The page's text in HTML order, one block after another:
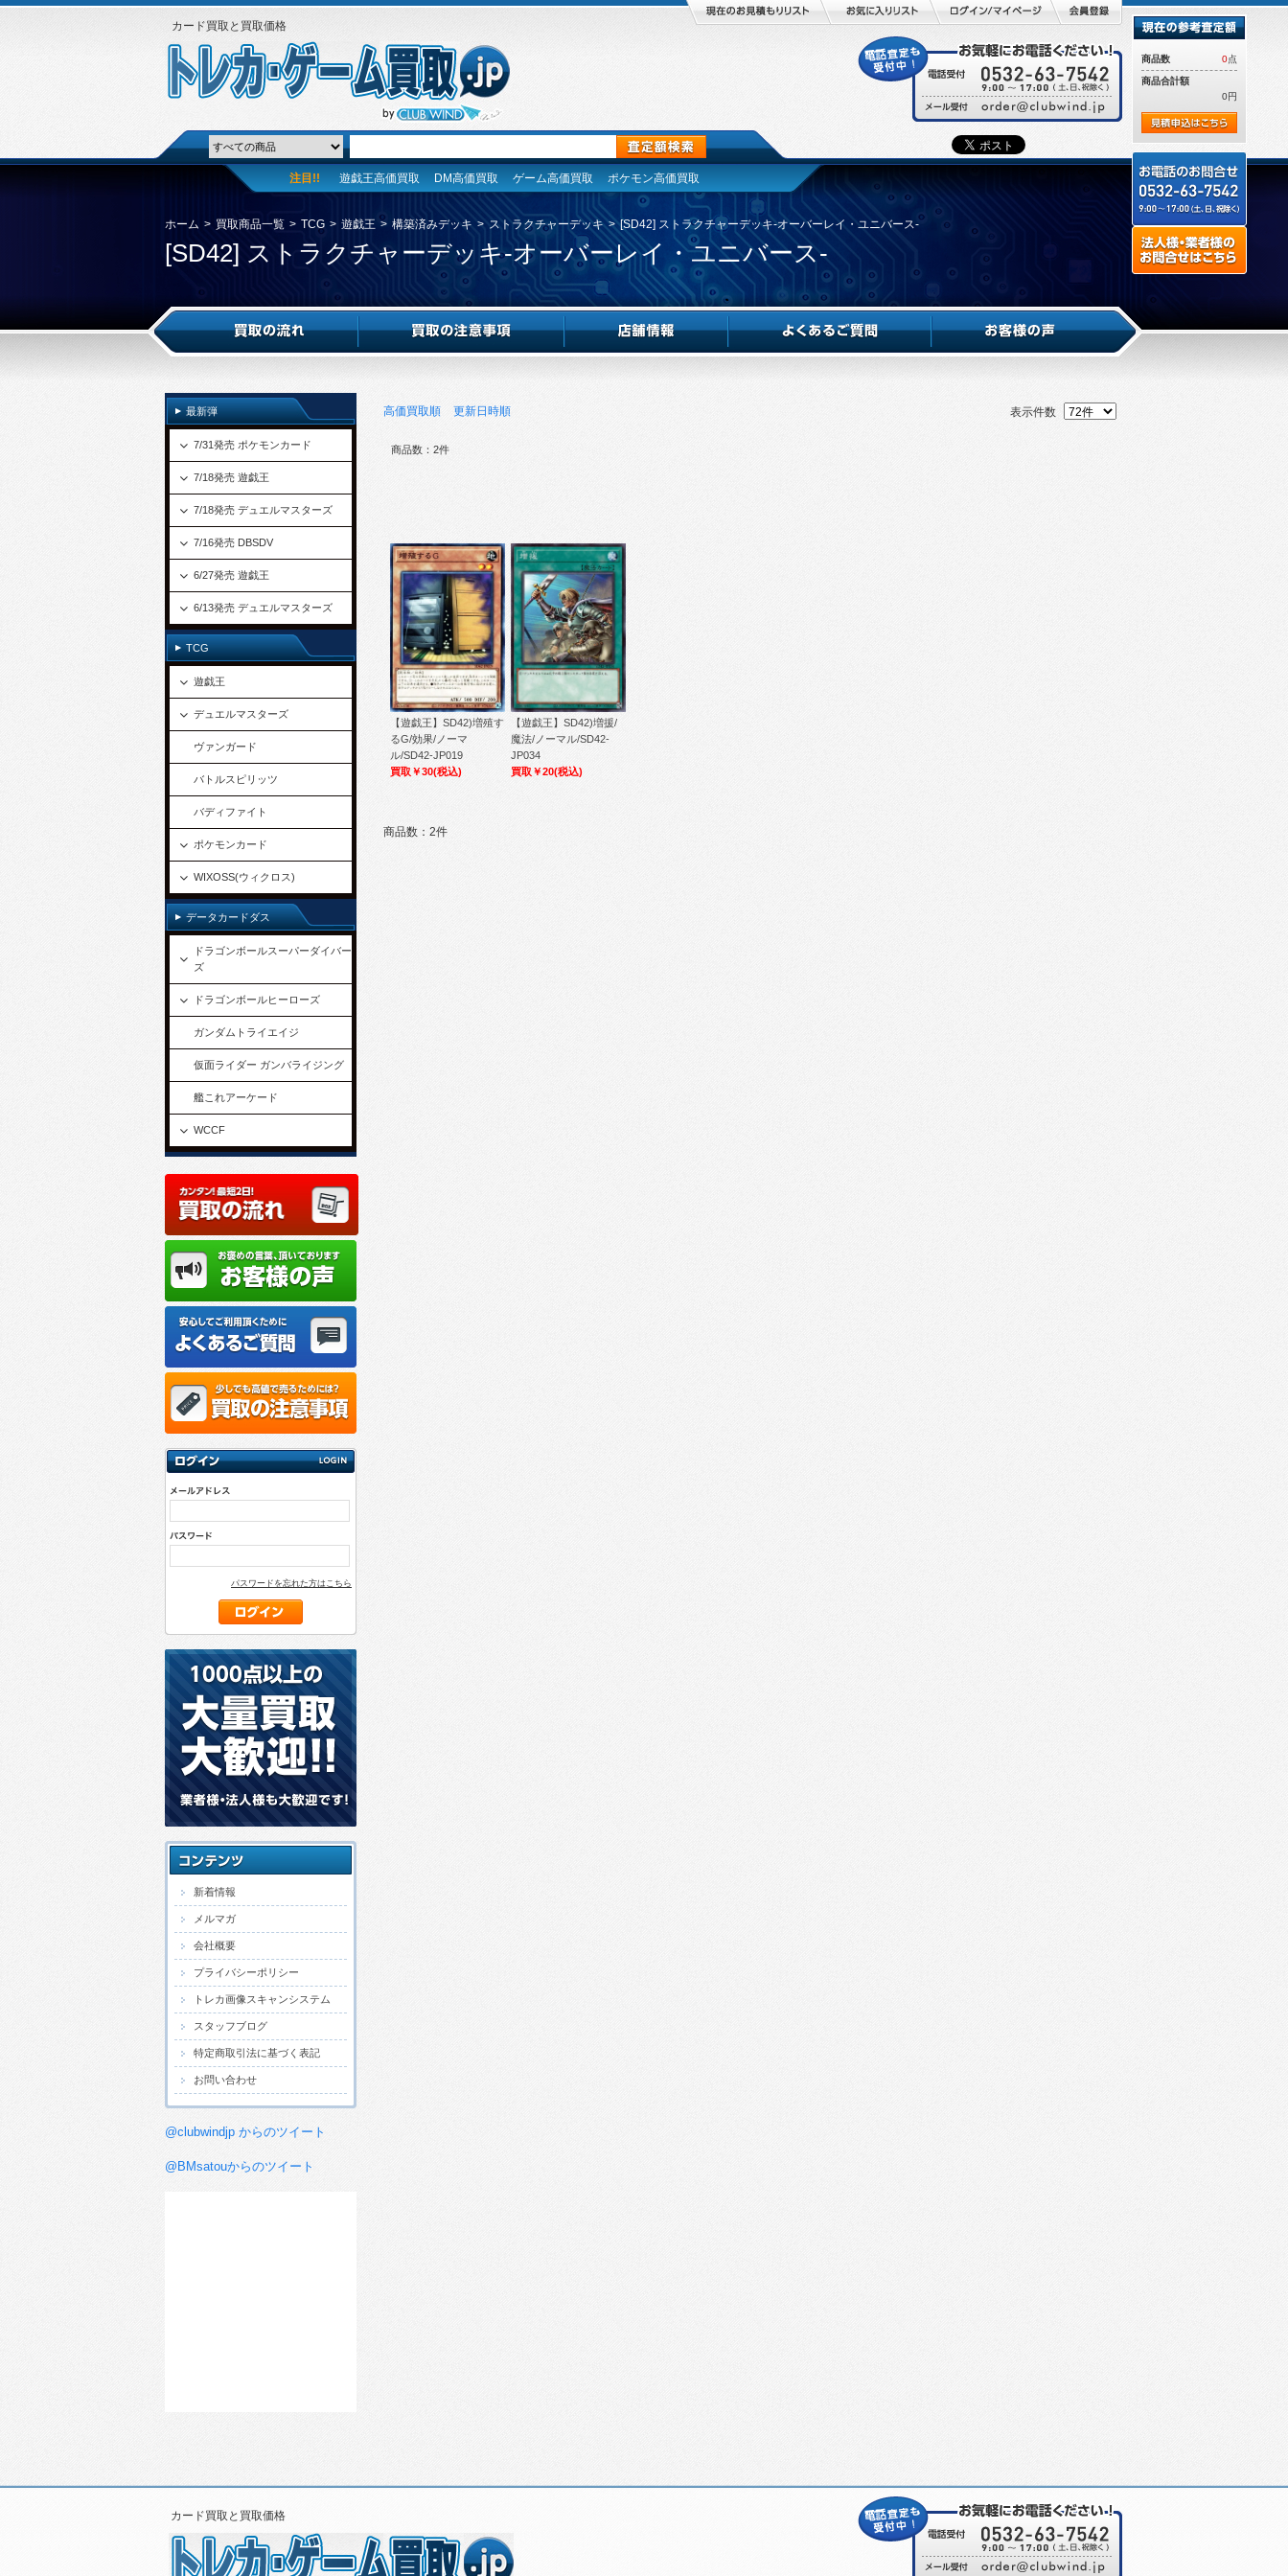
カード買取と買取価格
注目!! 遊戯王高価買取 DM高価買取 ゲーム高価買取 ポケモン高価買取
ホーム > 買取商品一覧 > TCG > 遊戯王 > 構築済みデッキ > ストラクチャーデッキ > [SD42] ストラクチャーデッキ-オーバーレイ・ユニバース-
[SD42] ストラクチャーデッキ-オーバーレイ・ユニバース-
高価買取順 更新日時順 表示件数
商品数：2件
【遊戯王】SD42)増殖す
るG/効果/ノーマ
ル/SD42-JP019
買取￥30(税込)
【遊戯王】SD42)増援/
魔法/ノーマル/SD42-
JP034
買取￥20(税込)
商品数：2件
商品数 0点
商品合計額
0円
最新弾
7/31発売 ポケモンカード
7/18発売 遊戯王
7/18発売 デュエルマスターズ
7/16発売 DBSDV
6/27発売 遊戯王
6/13発売 デュエルマスターズ
TCG
遊戯王
デュエルマスターズ
ヴァンガード
バトルスピリッツ
バディファイト
ポケモンカード
WIXOSS(ウィクロス)
データカードダス
ドラゴンボールスーパーダイバー
ズ
ドラゴンボールヒーローズ
ガンダムトライエイジ
仮面ライダー ガンバライジング
艦これアーケード
WCCF
パスワードを忘れた方はこちら
新着情報
メルマガ
会社概要
プライバシーポリシー
トレカ画像スキャンシステム
スタッフブログ
特定商取引法に基づく表記
お問い合わせ
@clubwindjp からのツイート
@BMsatouからのツイート
カード買取と買取価格